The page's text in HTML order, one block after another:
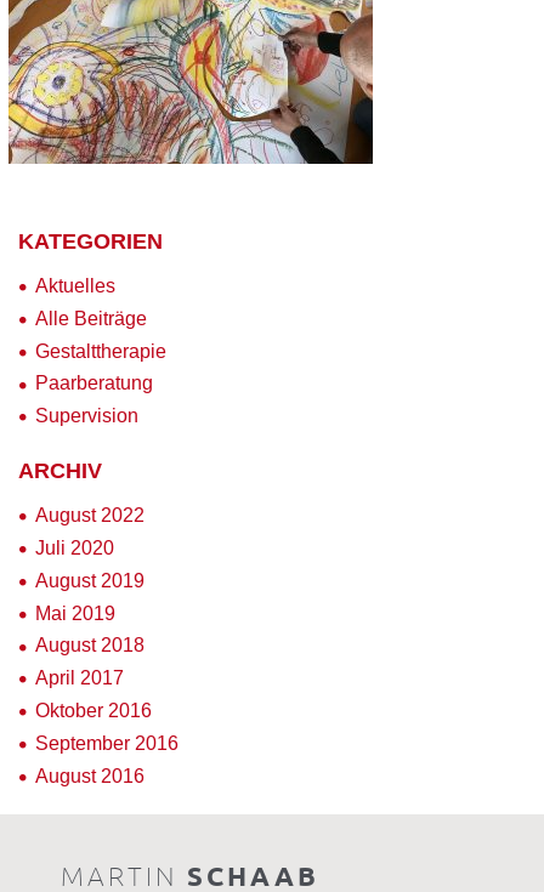
KATEGORIEN
Aktuelles
Alle Beiträge
Gestalttherapie
Paarberatung
Supervision
ARCHIV
August 2022
Juli 2020
August 2019
Mai 2019
August 2018
April 2017
Oktober 2016
September 2016
August 2016
MARTIN SCHAAB